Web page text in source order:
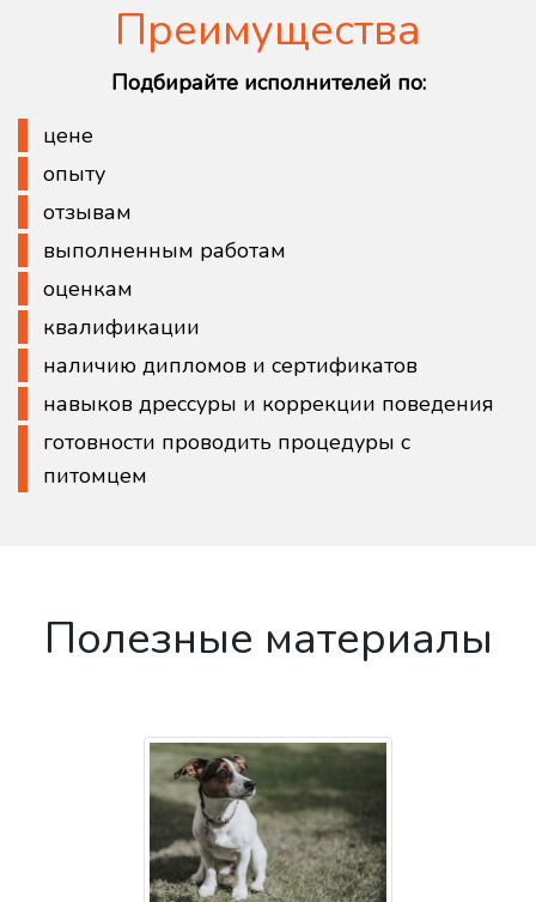
Преимущества
Подбирайте исполнителей по:
цене
опыту
отзывам
выполненным работам
оценкам
квалификации
наличию дипломов и сертификатов
навыков дрессуры и коррекции поведения
готовности проводить процедуры с
питомцем
Полезные материалы